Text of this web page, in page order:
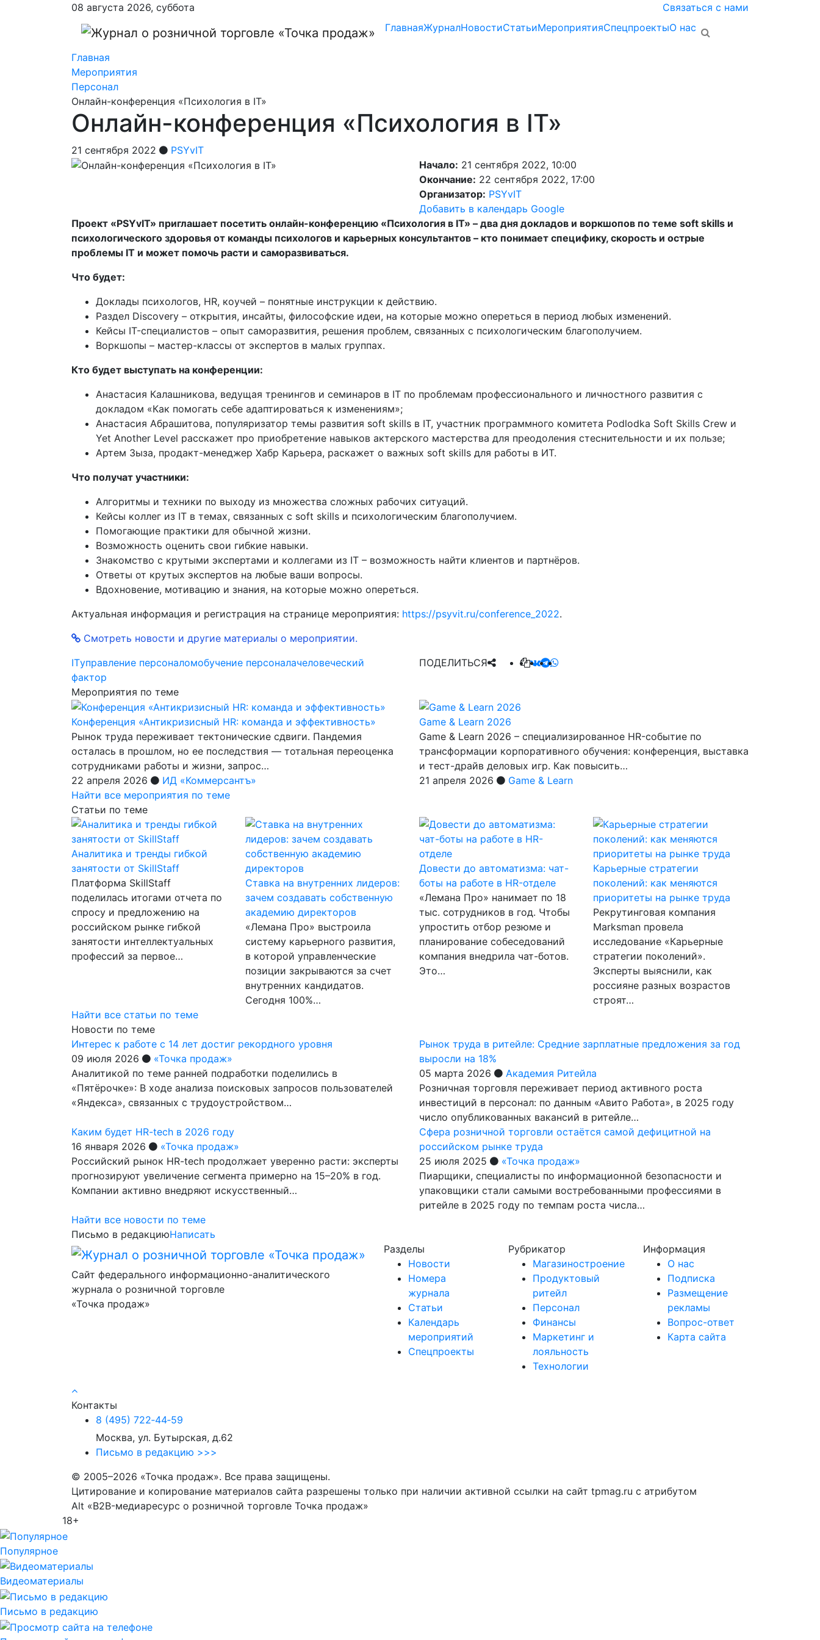
08 августа 2026, суббота
Связаться с нами
ГлавнаяЖурналНовостиСтатьиМероприятияСпецпроектыО нас
Главная
Мероприятия
Персонал
Онлайн-конференция «Психология в IT»
Онлайн-конференция «Психология в IT»
21 сентября 2022
PSYvIT
Начало: 21 сентября 2022, 10:00
Окончание: 22 сентября 2022, 17:00
Организатор: PSYvIT
Добавить в календарь Google
Проект «PSYvIT» приглашает посетить онлайн-конференцию «Психология в IT» – два дня докладов и воркшопов по теме soft skills и
психологического здоровья от команды психологов и карьерных консультантов – кто понимает специфику, скорость и острые
проблемы IT и может помочь расти и саморазвиваться.
Что будет:
Доклады психологов, HR, коучей – понятные инструкции к действию.
Раздел Discovery – открытия, инсайты, философские идеи, на которые можно опереться в период любых изменений.
Кейсы IT-специалистов – опыт саморазвития, решения проблем, связанных с психологическим благополучием.
Воркшопы – мастер-классы от экспертов в малых группах.
Кто будет выступать на конференции:
Анастасия Калашникова, ведущая тренингов и семинаров в IT по проблемам профессионального и личностного развития с
докладом «Как помогать себе адаптироваться к изменениям»;
Анастасия Абрашитова, популяризатор темы развития soft skills в IT, участник программного комитета Podlodka Soft Skills Crew и
Yet Another Level расскажет про приобретение навыков актерского мастерства для преодоления стеснительности и их пользе;
Артем Зыза, продакт-менеджер Хабр Карьера, раскажет о важных soft skills для работы в ИТ.
Что получат участники:
Алгоритмы и техники по выходу из множества сложных рабочих ситуаций.
Кейсы коллег из IT в темах, связанных с soft skills и психологическим благополучием.
Помогающие практики для обычной жизни.
Возможность оценить свои гибкие навыки.
Знакомство с крутыми экспертами и коллегами из IT – возможность найти клиентов и партнёров.
Ответы от крутых экспертов на любые ваши вопросы.
Вдохновение, мотивацию и знания, на которые можно опереться.
Актуальная информация и регистрация на странице мероприятия: https://psyvit.ru/conference_2022.
Смотреть новости и другие материалы о мероприятии.
ITуправление персоналомобучение персоналачеловеческий
фактор
ПОДЕЛИТЬСЯ
Мероприятия по теме
Конференция «Антикризисный HR: команда и эффективность»
Рынок труда переживает тектонические сдвиги. Пандемия
осталась в прошлом, но ее последствия — тотальная переоценка
сотрудниками работы и жизни, запрос…
22 апреля 2026
ИД «Коммерсантъ»
Game & Learn 2026
Game & Learn 2026 – специализированное HR-событие по
трансформации корпоративного обучения: конференция, выставка
и тест-драйв деловых игр. Как повысить…
21 апреля 2026
Game & Learn
Найти все мероприятия по теме
Статьи по теме
Аналитика и тренды гибкой
занятости от SkillStaff
Платформа SkillStaff
поделилась итогами отчета по
спросу и предложению на
российском рынке гибкой
занятости интеллектуальных
профессий за первое…
Ставка на внутренних лидеров:
зачем создавать собственную
академию директоров
«Лемана Про» выстроила
систему карьерного развития,
в которой управленческие
позиции закрываются за счет
внутренних кандидатов.
Сегодня 100%…
Довести до автоматизма: чат-
боты на работе в HR-отделе
«Лемана Про» нанимает по 18
тыс. сотрудников в год. Чтобы
упростить отбор резюме и
планирование собеседований
компания внедрила чат-ботов.
Это…
Карьерные стратегии
поколений: как меняются
приоритеты на рынке труда
Рекрутинговая компания
Marksman провела
исследование «Карьерные
стратегии поколений».
Эксперты выяснили, как
россияне разных возрастов
строят…
Найти все статьи по теме
Новости по теме
Интерес к работе с 14 лет достиг рекордного уровня
09 июля 2026
«Точка продаж»
Аналитикой по теме ранней подработки поделились в
«Пятёрочке»: В ходе анализа поисковых запросов пользователей
«Яндекса», связанных с трудоустройством…
Рынок труда в ритейле: Средние зарплатные предложения за год
выросли на 18%
05 марта 2026
Академия Ритейла
Розничная торговля переживает период активного роста
инвестиций в персонал: по данным «Авито Работа», в 2025 году
число опубликованных вакансий в ритейле…
Каким будет HR-tech в 2026 году
16 января 2026
«Точка продаж»
Российский рынок HR-tech продолжает уверенно расти: эксперты
прогнозируют увеличение сегмента примерно на 15–20% в год.
Компании активно внедряют искусственный…
Сфера розничной торговли остаётся самой дефицитной на
российском рынке труда
25 июля 2025
«Точка продаж»
Пиарщики, специалисты по информационной безопасности и
упаковщики стали самыми востребованными профессиями в
ритейле в 2025 году по темпам роста числа…
Найти все новости по теме
Письмо в редакциюНаписать
Сайт федерального информационно-аналитического
журнала о розничной торговле
«Точка продаж»
Разделы
Новости
Номера
журнала
Статьи
Календарь
мероприятий
Спецпроекты
Рубрикатор
Магазиностроение
Продуктовый
ритейл
Персонал
Финансы
Маркетинг и
лояльность
Технологии
Информация
О нас
Подписка
Размещение
рекламы
Вопрос-ответ
Карта сайта
Контакты
8 (495) 722‑44‑59
Москва, ул. Бутырская, д.62
Письмо в редакцию >>>
© 2005–2026 «Точка продаж». Все права защищены.
Цитирование и копирование материалов сайта разрешены только при наличии активной ссылки на сайт tpmag.ru с атрибутом
Alt «B2B-медиаресурс о розничной торговле Точка продаж»
18+
Популярное
Видеоматериалы
Письмо в редакцию